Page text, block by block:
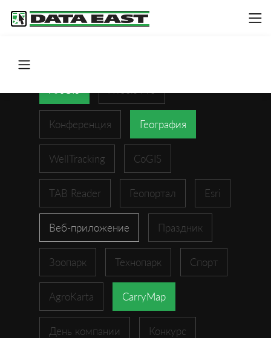
Конференция География
WellTracking CoGIS
TAB Reader Геопортал Esri
Веб-приложение Праздник
Зоопарк Технопарк Спорт
AgroKarta CarryMap
День компании Конкурс